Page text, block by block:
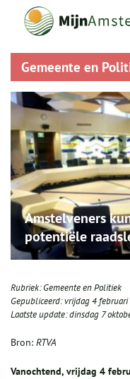
Gemeente en
Amstelveners
potentiële
Rubriek:Gemeente en Politiek
Gepubliceerd:vrijdag 4
Laatste update:dinsdag 7
Bron: RTVA
Vanochtend, vrijdag 4